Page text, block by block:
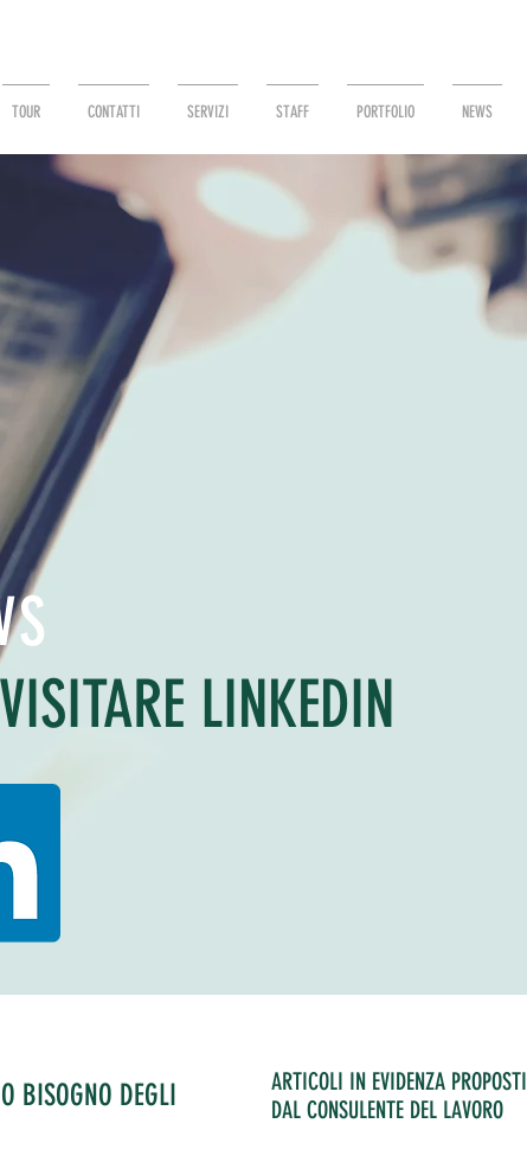
TOUR CONTATTI SERVIZI STAFF PORTFOLIO NEWS
LINKEDIN
BISOGNO DEGLI
ARTICOLI IN EVIDENZA PROPOSTI
DAL CONSULENTE DEL LAVORO